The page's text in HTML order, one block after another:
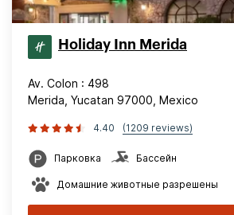
Holiday Inn Merida
Av. Colon : 498
Merida, Yucatan 97000, Mexico
4.40 (1209 reviews)
Парковка Бассейн
Домашние животные разрешены